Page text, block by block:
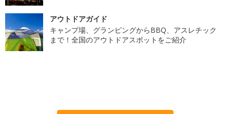
アウトドアガイド
キャンプ場、グランピングからBBQ、アスレチック
まで！全国のアウトドアスポットをご紹介